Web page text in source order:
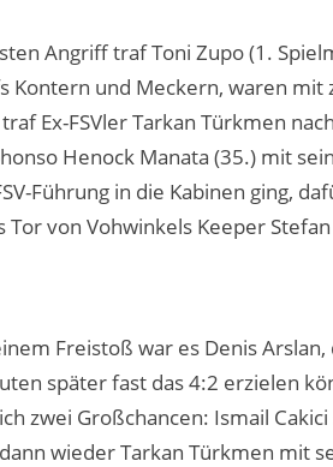
Angriff traf Toni Zupo (1.
Kontern und Meckern, waren mit
Ex-FSVler Tarkan Türkmen
Henock Manata (35.) mit
Führung in die Kabinen ging,
von Vohwinkels Keeper
Freistoß war es Denis
später fast das 4:2 erzielen
zwei Großchancen: Ismail
wieder Tarkan Türkmen mit